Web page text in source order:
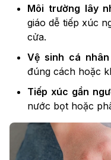
Môi trường lây
giáo dễ tiếp xúc
cửa.
Vệ sinh cá
đúng cách hoặc
Tiếp xúc gần
nước bọt hoặc